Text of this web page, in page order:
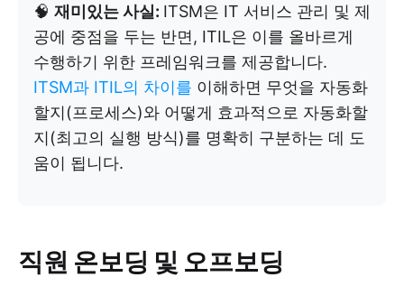
🧠 재미있는 사실: ITSM은 IT 서비스 관리 및 제
공에 중점을 두는 반면, ITIL은 이를 올바르게
수행하기 위한 프레임워크를 제공합니다.
ITSM과 ITIL의 차이를 이해하면 무엇을 자동화
할지(프로세스)와 어떻게 효과적으로 자동화할
지(최고의 실행 방식)를 명확히 구분하는 데 도
움이 됩니다.
직원 온보딩 및 오프보딩